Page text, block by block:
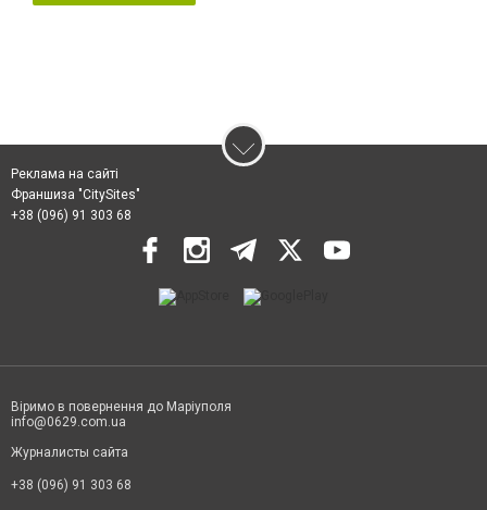
Реклама на сайті
Франшиза "CitySites"
+38 (096) 91 303 68
Віримо в повернення до Маріуполя
info@0629.com.ua
Журналисты сайта
+38 (096) 91 303 68